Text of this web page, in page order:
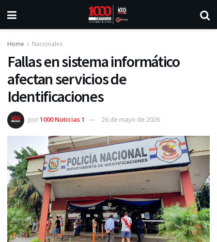
Home Nacionales
Fallas en sistema informático
afectan servicios de
Identificaciones
por1000 Noticias 1 26 de mayo de 2026